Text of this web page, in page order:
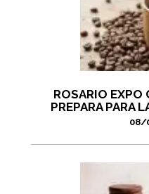
ROSARIO EXPO
PREPARA PARA
08/